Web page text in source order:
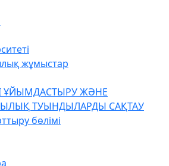
жұмыстар
ҰЙЫМДАСТЫРУ ЖӘНЕ
ТУЫНДЫЛАРДЫ САҚТАУ
бөлімі